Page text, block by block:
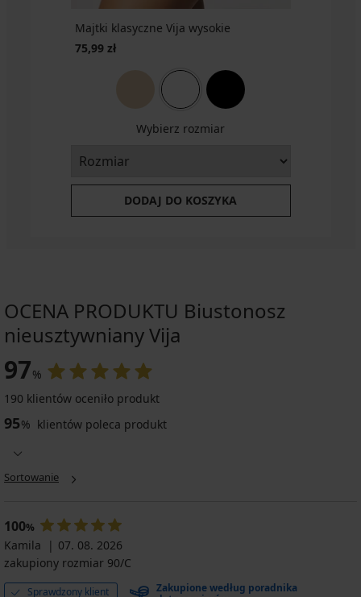
Majtki klasyczne Vija wysokie
75,99 zł
Wybierz rozmiar
DODAJ DO KOSZYKA
OCENA PRODUKTU Biustonosz
nieusztywniany Vija
97%
190 klientów oceniło produkt
95% klientów poleca produkt
Sortowanie
100%
Kamila
07. 08. 2026
zakupiony rozmiar 90/C
Sprawdzony klient
Zakupione według poradnika